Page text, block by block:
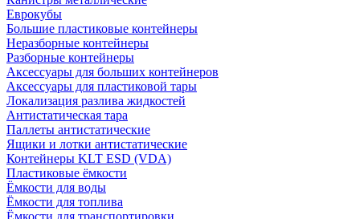
Еврокубы
Большие пластиковые контейнеры
Неразборные контейнеры
Разборные контейнеры
Аксессуары для больших контейнеров
Аксессуары для пластиковой тары
Локализация разлива жидкостей
Антистатическая тара
Паллеты антистатические
Ящики и лотки антистатические
Контейнеры KLT ESD (VDA)
Пластиковые ёмкости
Ёмкости для воды
Ёмкости для топлива
Ёмкости для транспортировки